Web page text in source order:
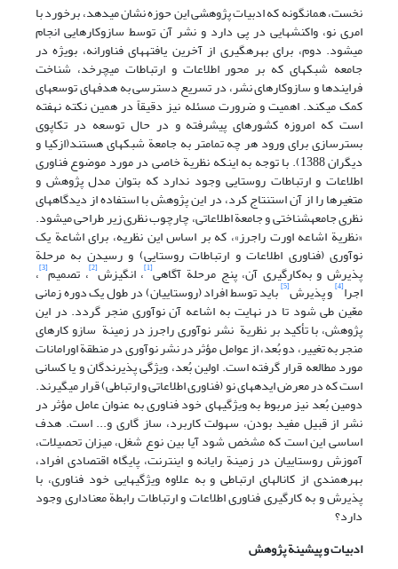
نخست، همان‎گونه که ادبیات پژوهشی این حوزه نشان می‎دهد، برخورد با
امری نو، واکنشهایی در پی دارد و نشر آن توسط سازوکارهایی انجام
می‎شود. دوم، برای بهره‎گیری از آخرین یافته‎های فناورانه، بویژه در
جامعه شبکه‎ای که بر محور اطلاعات و ارتباطات می‎چرخد، شناخت
فرایندها و سازوکارهای نشر، در تسریع دسترسی به هدفهای توسعه‎ای
کمک می‎کند. اهمیت و ضرورت مسئله نیز دقیقاً در همین نکته نهفته
است که امروزه کشورهای پیشرفته و در حال توسعه در تکاپوی
بسترسازی برای ورود هر چه تمام‎تر به جامعة شبکه‎ای هستند(ازکیا و
دیگران 1388). با توجه به اینکه نظریة خاصی در مورد موضوع فناوری
اطلاعات و ارتباطات روستایی وجود ندارد که بتوان مدل پژوهش و
متغیرها را از آن استنتاج کرد، در این پژوهش با استفاده از دیدگاه‎های
نظری جامعه‎شناختی و جامعة اطلاعاتی، چارچوب نظری زیر طراحی می‎شود.
«نظریة اشاعه اورت راجرز»، که بر اساس این نظریه، برای اشاعة یک
نوآوری (فناوری اطلاعات و ارتباطات روستایی) و رسیدن به مرحلة
پذیرش و به‌کارگیری آن، پنج مرحلة آگاهی[1] ، انگیزش[2] ، تصمیم[3] ،
اجرا[4] و پذیرش[5] باید توسط افراد (روستاییان) در طول یک دوره زمانی
معّین طی شود تا در نهایت به اشاعه آن نوآوری منجر گردد. در این
پژوهش، با تأکید بر نظریة نشر نوآوری راجرز در زمینة سازو کارهای
منجر به تغییر، دو بُعد، از عوامل مؤثر در نشر نوآوری در منطقة اورامانات
مورد مطالعه قرار گرفته است. اولین بُعد، ویژگی پذیرندگان و یا کسانی
است که در معرض ایده‎های نو (فناوری اطلاعاتی و ارتباطی) قرار می‎گیرند.
دومین بُعد نیز مربوط به ویژگیهای خود فناوری به عنوان عامل مؤثر در
نشر از قبیل مفید بودن، سهولت کاربرد، ساز گاری و... است. هدف
اساسی این است که مشخص شود آیا بین نوع شغل، میزان تحصیلات،
آموزش روستاییان در زمینة رایانه و اینترنت، پایگاه اقتصادی افراد،
بهره‎مندی از کانالهای ارتباطی و به علاوه ویژگیهایی خود فناوری، با
پذیرش و به کارگیری فناوری اطلاعات و ارتباطات رابطة معناداری وجود
دارد؟
ادبیات و پیشینة پژوهش